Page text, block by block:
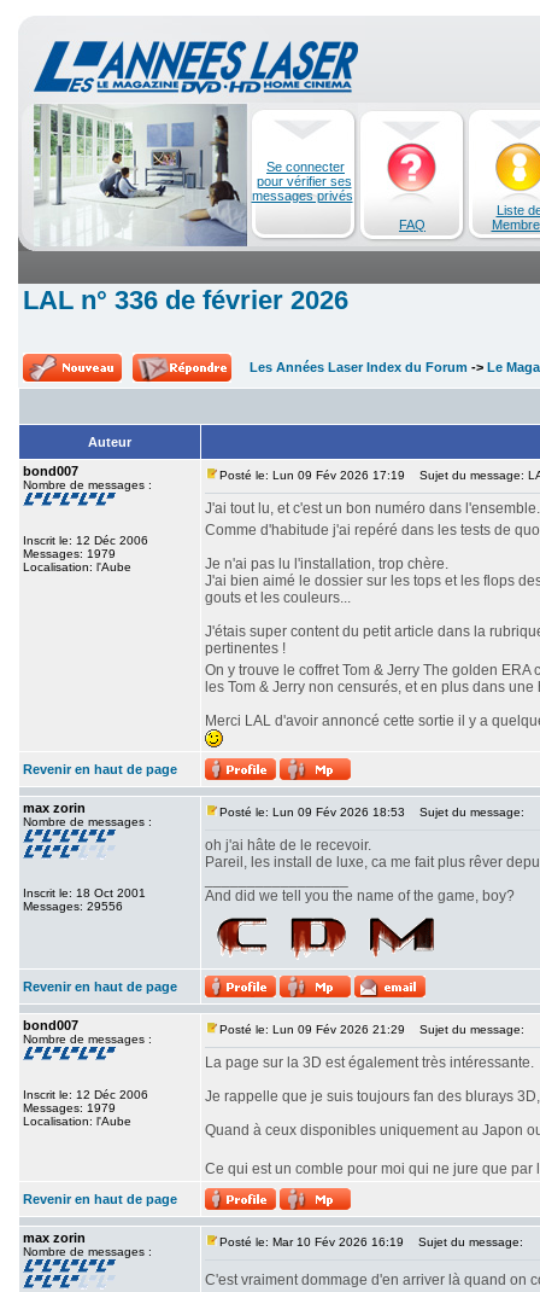
Se connecter
pour vérifier ses
messages privés
FAQ
Liste
LAL n° 336 de février 2026
Les Années Laser Index du Forum -> Le
Auteur
bond007
Nombre de messages :
Inscrit le: 12 Déc 2006
Messages: 1979
Localisation: l'Aube
Posté le: Lun 09 Fév 2026 17:19 Sujet du message:
J'ai tout lu, et c'est un bon numéro dans l'ensemble.
Comme d'habitude j'ai repéré dans les tests de
Je n'ai pas lu l'installation, trop chère.
J'ai bien aimé le dossier sur les tops et les flops
gouts et les couleurs...
J'étais super content du petit article dans la
pertinentes !
On y trouve le coffret Tom & Jerry The golden
les Tom & Jerry non censurés, et en plus dans
Merci LAL d'avoir annoncé cette sortie il y a
Revenir en haut de page
max zorin
Nombre de messages :
Inscrit le: 18 Oct 2001
Messages: 29556
Posté le: Lun 09 Fév 2026 18:53 Sujet du message:
oh j'ai hâte de le recevoir.
Pareil, les install de luxe, ca me fait plus rêver
And did we tell you the name of the game, boy?
Revenir en haut de page
bond007
Nombre de messages :
Inscrit le: 12 Déc 2006
Messages: 1979
Localisation: l'Aube
Posté le: Lun 09 Fév 2026 21:29 Sujet du message:
La page sur la 3D est également très intéressante.
Je rappelle que je suis toujours fan des blurays
Quand à ceux disponibles uniquement au Japon
Ce qui est un comble pour moi qui ne jure que
Revenir en haut de page
max zorin
Nombre de messages :
Posté le: Mar 10 Fév 2026 16:19 Sujet du message:
C'est vraiment dommage d'en arriver là quand on